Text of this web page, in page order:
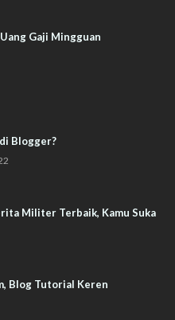
Gaji Mingguan
Blogger?
Militer Terbaik, Kamu Suka
Blog Tutorial Keren